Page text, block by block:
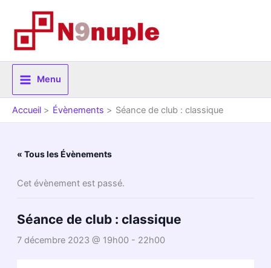
contenu
Menu
Accueil Évènements Séance de club : classique
« Tous les Évènements
Cet évènement est passé.
Séance de club : classique
7 décembre 2023 @ 19h00- 22h00